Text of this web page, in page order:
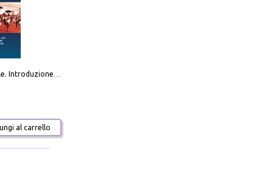
Destra sociale. Introduzione alla «terza via», tra identità, comunità e alternativa al sistema
al carrello